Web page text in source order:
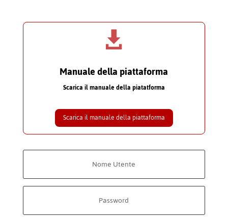

Manuale della piattaforma
Scarica il manuale della piatatforma
Scarica il manuale della piattaforma